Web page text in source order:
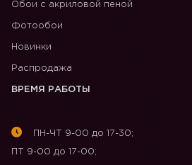
Обои с акриловой пеной
Фотообои
Новинки
Распродажа
ВРЕМЯ РАБОТЫ
ПН-ЧТ 9-00 до 17-30;
ПТ 9-00 до 17-00;